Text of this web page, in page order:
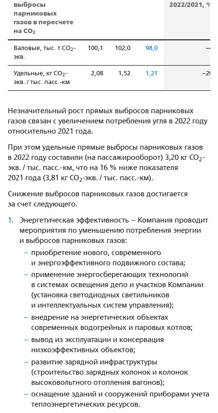
выбросы
парниковых
газов в пересчете
на СО2
2022/2021, %
Валовые, тыс. т СО2 -
экв.
100,1 102,0 98,0 –4
Удельные, кг СО2 -
экв. / тыс. пасс.-км
2,08 1,52 1,21 –20
Незначительный рост прямых выбросов парниковых
газов связан с увеличением потребления угля в 2022 году
относительно 2021 года.
При этом удельные прямые выбросы парниковых газов
в 2022 году составили (на пассажирооборот) 3,20 кг СО2-
экв. / тыс. пасс.-км, что на 16 % ниже показателя
2021 года (3,81 кг СО2-экв. / тыс. пасс.-км).
Снижение выбросов парниковых газов достигается
за счет следующего.
Энергетическая эффективность – Компания проводит
мероприятия по уменьшению потребления энергии
и выбросов парниковых газов:
приобретение нового, современного
и энергоэффективного подвижного состава;
применение энергосберегающих технологий
в системах освещения депо и участков Компании
(установка светодиодных светильников
и интеллектуальных систем управления);
внедрение на энергетических объектах
современных водогрейных и паровых котлов;
вывод из эксплуатации и консервация
низкоэффективных объектов;
развитие зарядной инфраструктуры
(строительство зарядных колонок и колонок
высоковольтного отопления вагонов);
оснащение зданий и сооружений приборами учета
теплоэнергетических ресурсов.